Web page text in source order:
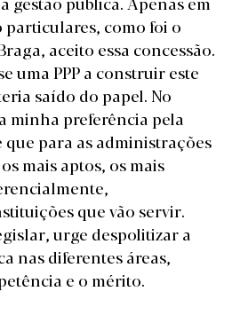
como foi o
aceito essa concessão.
uma PPP a construir este
saído do papel. No
minha preferência pela
que para as administrações
mais aptos, os mais
que vão servir.
urge despolitizar a
nas diferentes áreas,
e o mérito.